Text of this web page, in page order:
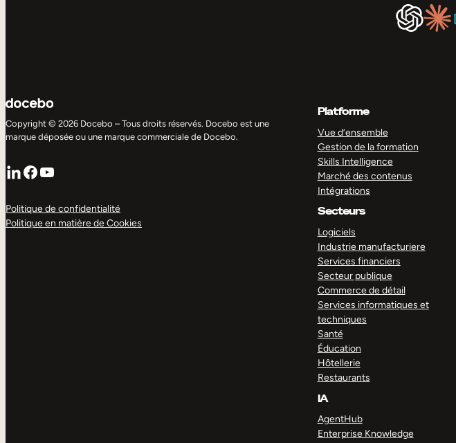
Copyright © 2026 Docebo – Tous droits réservés. Docebo est une
marque déposée ou une marque commerciale de Docebo.
LinkedIn
Facebook
YouTube
Politique de confidentialité
Politique en matière de Cookies
Platforme
Vue d’ensemble
Gestion de la formation
Skills Intelligence
Marché des contenus
Intégrations
Secteurs
Logiciels
Industrie manufacturiere
Services financiers
Secteur publique
Commerce de détail
Services informatiques et
techniques
Santé
Éducation
Hôtellerie
Restaurants
IA
AgentHub
Enterprise Knowledge